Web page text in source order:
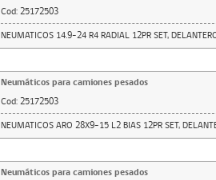
Cod: 25172503
NEUMATICOS 14.9-24 R4 RADIAL 12PR SET,
Neumáticos para camiones pesados
Cod: 25172503
NEUMATICOS ARO 28X9-15 L2 BIAS 12PR SET,
Neumáticos para camiones pesados